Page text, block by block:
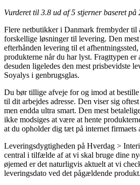
Vurderet til 3.8 ud af 5 stjerner baseret på
Flere netbutikker i Danmark frembyder
forskellige løsninger til levering. Den
efterhånden levering til et
produkterne når du har lyst. Fragttypen
desuden ligeledes den mest prisbevidste
Soyalys i genbrugsglas.
Du bør tillige afveje for og imod at
til dit arbejdes adresse. Den viser sig
men endda ultra smart. Den mest
ikke modsiges at være at hente
at du opholder dig tæt på internet firmaets
Leveringsdygtigheden på Hverdag >
central i tilfælde af at vi skal bruge dine
øjemed er det naturligvis aktuelt at vi
leveringsdato ved det pågældende produkt.